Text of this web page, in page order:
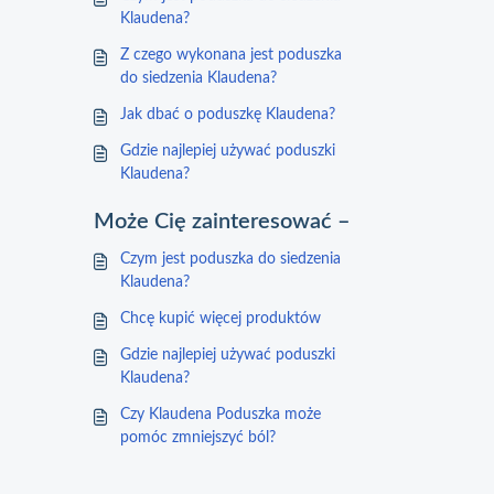
Klaudena?
Z czego wykonana jest poduszka
do siedzenia Klaudena?
Jak dbać o poduszkę Klaudena?
Gdzie najlepiej używać poduszki
Klaudena?
Może Cię zainteresować –
Czym jest poduszka do siedzenia
Klaudena?
Chcę kupić więcej produktów
Gdzie najlepiej używać poduszki
Klaudena?
Czy Klaudena Poduszka może
pomóc zmniejszyć ból?